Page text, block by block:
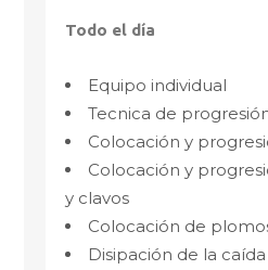
Todo el día
Equipo individual
Tecnica de
Colocación y
Colocación y
y clavos
Colocación de
Disipación de la caída